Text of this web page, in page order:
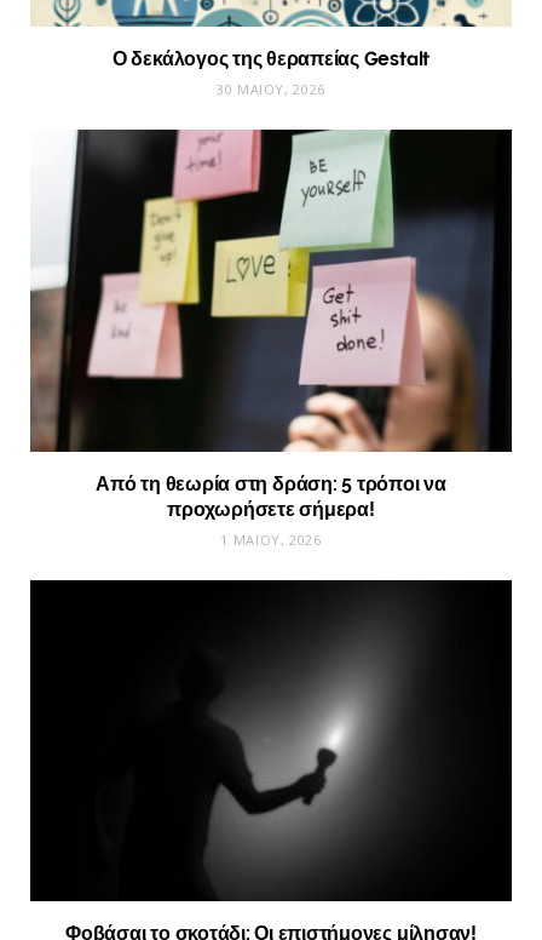
Ο δεκάλογος της θεραπείας Gestalt
30 ΜΑΪ́ΟΥ, 2026
Από τη θεωρία στη δράση: 5 τρόποι να
προχωρήσετε σήμερα!
1 ΜΑΪ́ΟΥ, 2026
Φοβάσαι το σκοτάδι; Οι επιστήμονες μίλησαν!